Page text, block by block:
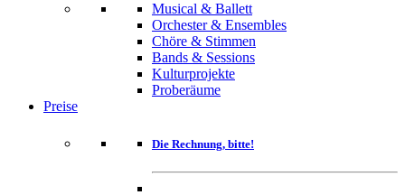
Musical & Ballett
Orchester & Ensembles
Chöre & Stimmen
Bands & Sessions
Kulturprojekte
Proberäume
Preise
Die Rechnung, bitte!